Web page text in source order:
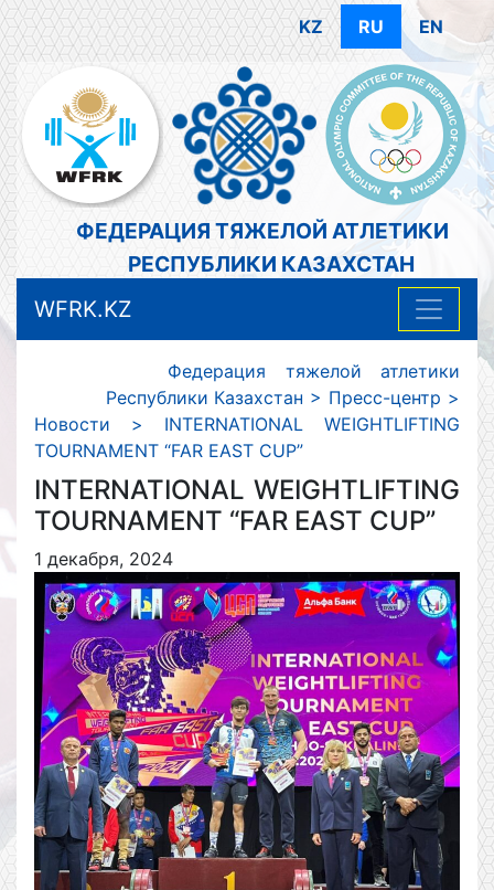
KZ RU EN
ФЕДЕРАЦИЯ ТЯЖЕЛОЙ АТЛЕТИКИ
РЕСПУБЛИКИ КАЗАХСТАН
WFRK.KZ
Федерация тяжелой атлетики
Республики Казахстан > Пресс-центр >
Новости > INTERNATIONAL WEIGHTLIFTING
TOURNAMENT “FAR EAST CUP”
INTERNATIONAL WEIGHTLIFTING
TOURNAMENT “FAR EAST CUP”
1 декабря, 2024